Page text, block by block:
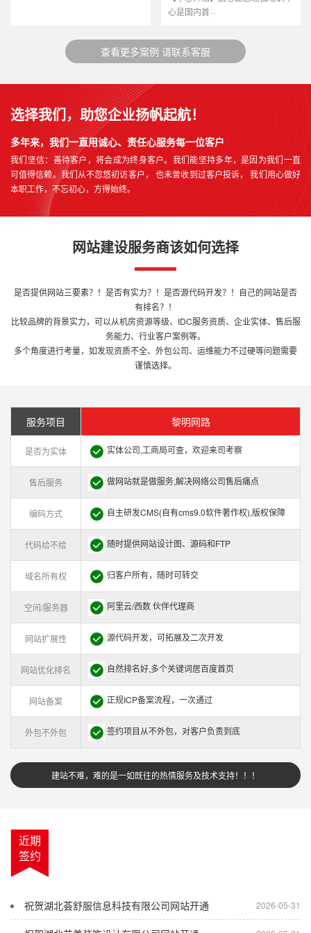
心是国内首···
查看更多案例 请联系客服
选择我们，助您企业扬帆起航！
多年来，我们一直用诚心、责任心服务每一位客户
我们坚信：善待客户，将会成为终身客户。我们能坚持多年，是因为我们一直
可值得信赖。我们从不忽悠初访客户， 也未曾收到过客户投诉， 我们用心做好
本职工作，不忘初心，方得始终。
网站建设服务商该如何选择
是否提供网站三要素？！是否有实力？！是否源代码开发？！自己的网站是否
有排名？！
比较品牌的背景实力，可以从机房资源等级、IDC服务资质、企业实体、售后服
务能力、行业客户案例等。
多个角度进行考量，如发现资质不全、外包公司、运维能力不过硬等问题需要
谨慎选择。
服务项目 黎明网路
是否为实体 实体公司,工商局可查，欢迎来司考察
售后服务 做网站就是做服务,解决网络公司售后痛点
编码方式 自主研发CMS(自有cms9.0软件著作权),版权保障
代码给不给 随时提供网站设计图、源码和FTP
域名所有权 归客户所有，随时可转交
空间/服务器 阿里云/西数 伙伴代理商
网站扩展性 源代码开发，可拓展及二次开发
网站优化排名 自然排名好,多个关键词居百度首页
网站备案 正规ICP备案流程，一次通过
外包不外包 签约项目从不外包，对客户负责到底
建站不难，难的是一如既往的热情服务及技术支持！！！
近期
签约
2026-05-31
祝贺湖北荟舒服信息科技有限公司网站开通